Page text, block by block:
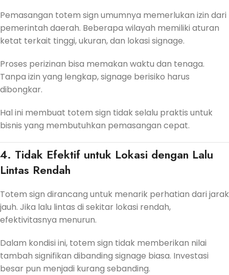
Pemasangan totem sign umumnya memerlukan izin dari
pemerintah daerah. Beberapa wilayah memiliki aturan
ketat terkait tinggi, ukuran, dan lokasi signage.
Proses perizinan bisa memakan waktu dan tenaga.
Tanpa izin yang lengkap, signage berisiko harus
dibongkar.
Hal ini membuat totem sign tidak selalu praktis untuk
bisnis yang membutuhkan pemasangan cepat.
4. Tidak Efektif untuk Lokasi dengan Lalu
Lintas Rendah
Totem sign dirancang untuk menarik perhatian dari jarak
jauh. Jika lalu lintas di sekitar lokasi rendah,
efektivitasnya menurun.
Dalam kondisi ini, totem sign tidak memberikan nilai
tambah signifikan dibanding signage biasa. Investasi
besar pun menjadi kurang sebanding.